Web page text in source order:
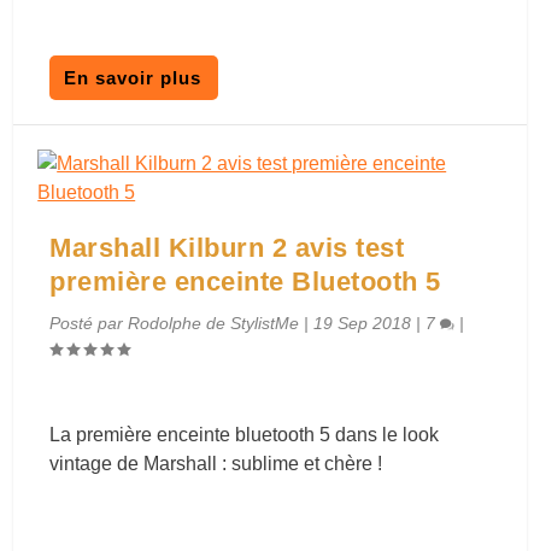
En savoir plus
Marshall Kilburn 2 avis test
première enceinte Bluetooth 5
Posté parRodolphe de StylistMe |19 Sep 2018 | 7 |
La première enceinte bluetooth 5 dans le look
vintage de Marshall : sublime et chère !